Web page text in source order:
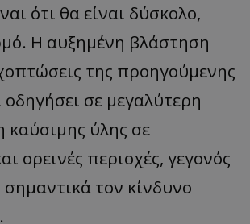
ότι θα είναι δύσκολο,
Η αυξημένη βλάστηση
της προηγούμενης
οδηγήσει σε μεγαλύτερη
ύλης σε
ορεινές περιοχές, γεγονός
τον κίνδυνο